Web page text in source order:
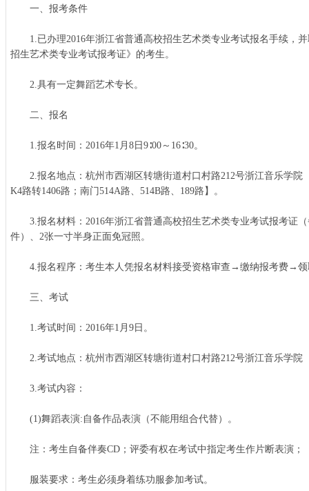
一、报考条件
1.已办理2016年浙江省普通高校招生艺术类专业考试报名手续，并
招生艺术类专业考试报考证》的考生。
2.具有一定舞蹈艺术专长。
二、报名
1.报名时间：2016年1月8日9∶00～16∶30。
2.报名地点：杭州市西湖区转塘街道村口村路212号浙江音乐学院
K4路转1406路；南门514A路、514B路、189路】。
3.报名材料：2016年浙江省普通高校招生艺术类专业考试报考证（
件）、2张一寸半身正面免冠照。
4.报名程序：考生本人凭报名材料接受资格审查→缴纳报考费→领
三、考试
1.考试时间：2016年1月9日。
2.考试地点：杭州市西湖区转塘街道村口村路212号浙江音乐学院
3.考试内容：
(1)舞蹈表演:自备作品表演（不能用组合代替）。
注：考生自备伴奏CD；评委有权在考试中指定考生作片断表演；
服装要求：考生必须身着练功服参加考试。